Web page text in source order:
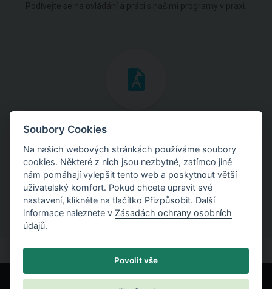
Podívejte se na ovládání a práci s našimi programy v praxi.
Inženýrské manuály
Stáhněte si manuály s teoretickými i praktickými ukázkami
použití programů.
Soubory Cookies
Na našich webových stránkách používáme soubory
cookies. Některé z nich jsou nezbytné, zatímco jiné
nám pomáhají vylepšit tento web a poskytnout větší
uživatelský komfort. Pokud chcete upravit své
nastavení, klikněte na tlačítko Přizpůsobit. Další
informace naleznete v Zásadách ochrany osobních
údajů.
Povolit vše